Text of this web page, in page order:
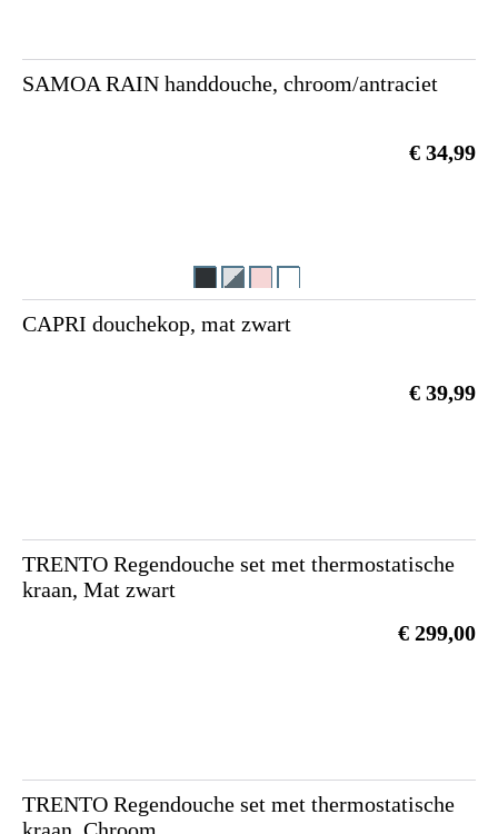
SAMOA RAIN handdouche, chroom/antraciet
€ 34,99
CAPRI douchekop, mat zwart
€ 39,99
TRENTO Regendouche set met thermostatische
kraan, Mat zwart
€ 299,00
TRENTO Regendouche set met thermostatische